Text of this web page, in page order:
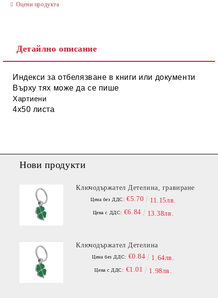
Оцени продукта
Детайлно описание
Индекси за отбелязване в книги или документи
Върху тях може да се пише
Хартиени
4х50 листа
Нови продукти
Ключодържател Детелина, гравиране
Цена без ДДС: €5.70 11.15лв.
Цена с ДДС: €6.84 13.38лв.
Ключодържател Детелина
Цена без ДДС: €0.84 1.64лв.
Цена с ДДС: €1.01 1.98лв.